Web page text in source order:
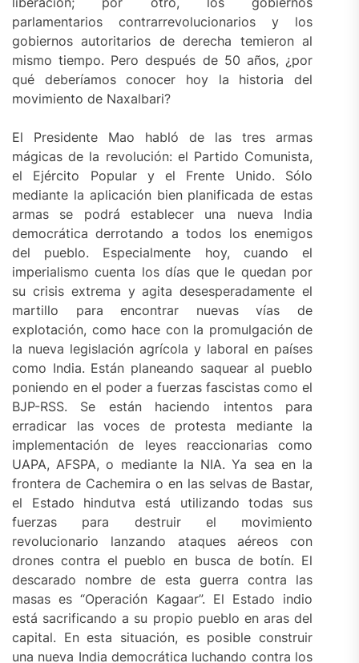
parlamentarios contrarrevolucionarios y los
gobiernos autoritarios de derecha temieron al
mismo tiempo. Pero después de 50 años, ¿por
qué deberíamos conocer hoy la historia del
movimiento de Naxalbari?
El Presidente Mao habló de las tres armas
mágicas de la revolución: el Partido Comunista,
el Ejército Popular y el Frente Unido. Sólo
mediante la aplicación bien planificada de estas
armas se podrá establecer una nueva India
democrática derrotando a todos los enemigos
del pueblo. Especialmente hoy, cuando el
imperialismo cuenta los días que le quedan por
su crisis extrema y agita desesperadamente el
martillo para encontrar nuevas vías de
explotación, como hace con la promulgación de
la nueva legislación agrícola y laboral en países
como India. Están planeando saquear al pueblo
poniendo en el poder a fuerzas fascistas como el
BJP-RSS. Se están haciendo intentos para
erradicar las voces de protesta mediante la
implementación de leyes reaccionarias como
UAPA, AFSPA, o mediante la NIA. Ya sea en la
frontera de Cachemira o en las selvas de Bastar,
el Estado hindutva está utilizando todas sus
fuerzas para destruir el movimiento
revolucionario lanzando ataques aéreos con
drones contra el pueblo en busca de botín. El
descarado nombre de esta guerra contra las
masas es “Operación Kagaar”. El Estado indio
está sacrificando a su propio pueblo en aras del
capital. En esta situación, es posible construir
una nueva India democrática luchando contra los